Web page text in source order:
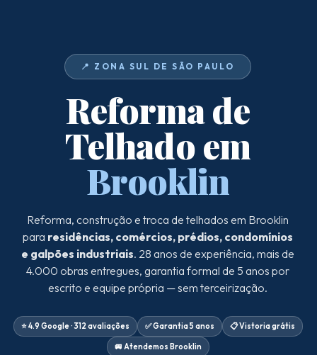
📍 ZONA SUL DE SÃO PAULO
Reforma de
Telhado em
Brooklin
Reforma, construção e troca de telhados em Brooklin
para residências, comércios, prédios, condomínios
e galpões industriais. 28 anos de experiência, mais de
4.000 obras entregues, garantia formal de 5 anos por
escrito e equipe própria — sem terceirização.
⭐ 4.9 Google · 312 avaliações ✅ Garantia 5 anos 📋 Vistoria grátis
🚐 Atendemos Brooklin